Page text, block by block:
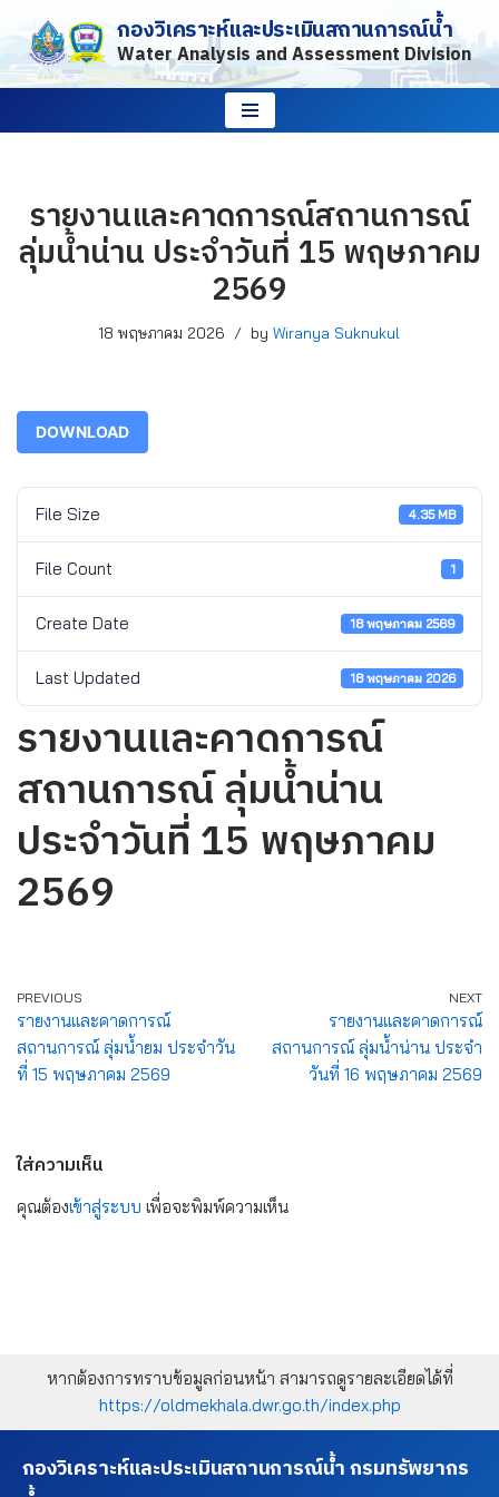
Skip
to
กองวิเคราะห์และประเมินสถานการณ์น้ำ
Water Analysis and Assessment Division
รายงานและคาดการณ์สถานการณ์
ลุ่มน้ำน่าน ประจำวันที่ 15 พฤษภาคม
2569
18 พฤษภาคม 2026 by Wiranya Suknukul
DOWNLOAD
File Size 4.35 MB
File Count 1
Create Date 18 พฤษภาคม 2569
Last Updated 18 พฤษภาคม 2026
รายงานและคาดการณ์
สถานการณ์ ลุ่มน้ำน่าน
ประจำวันที่ 15 พฤษภาคม
2569
PREVIOUS
รายงานและคาดการณ์
สถานการณ์ ลุ่มน้ำยม ประจำวัน
ที่ 15 พฤษภาคม 2569
NEXT
รายงานและคาดการณ์
สถานการณ์ ลุ่มน้ำน่าน ประจำ
วันที่ 16 พฤษภาคม 2569
ใส่ความเห็น
คุณต้องเข้าสู่ระบบ เพื่อจะพิมพ์ความเห็น
หากต้องการทราบข้อมูลก่อนหน้า สามารถดูรายละเอียดได้ที่
https://oldmekhala.dwr.go.th/index.php
กองวิเคราะห์และประเมินสถานการณ์น้ำ กรมทรัพยากร